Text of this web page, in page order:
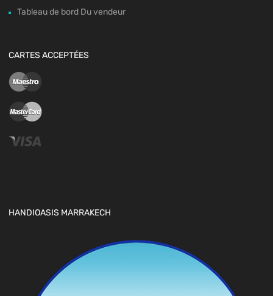
Tableau de bord Du vendeur
CARTES ACCEPTÉES
HANDIOASIS MARRAKECH